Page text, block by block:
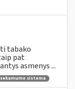
tabako
pat
asmenys ...
sistema